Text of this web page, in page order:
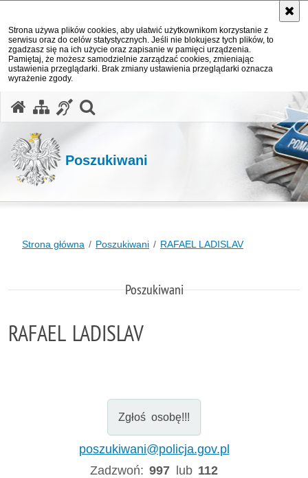
Strona używa plików cookies, aby ułatwić użytkownikom korzystanie z
serwisu oraz do celów statystycznych. Jeśli nie blokujesz tych plików, to
zgadzasz się na ich użycie oraz zapisanie w pamięci urządzenia.
Pamiętaj, że możesz samodzielnie zarządzać cookies, zmieniając
ustawienia przeglądarki. Brak zmiany ustawienia przeglądarki oznacza
wyrażenie zgody.
Poszukiwani
Strona główna Poszukiwani RAFAEL LADISLAV
Poszukiwani
RAFAEL LADISLAV
Zgłoś osobę!!!
poszukiwani@policja.gov.pl
Zadzwoń:997 lub 112